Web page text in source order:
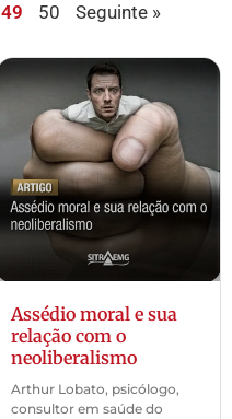
49 50 Seguinte »
Assédio moral e sua
relação com o
neoliberalismo
Arthur Lobato, psicólogo,
consultor em saúde do